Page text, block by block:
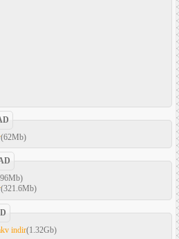
(62Mb)
(321.6Mb)
indir(1.32Gb)